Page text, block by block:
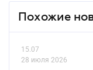
Похожие
15.07
28 июля 2026